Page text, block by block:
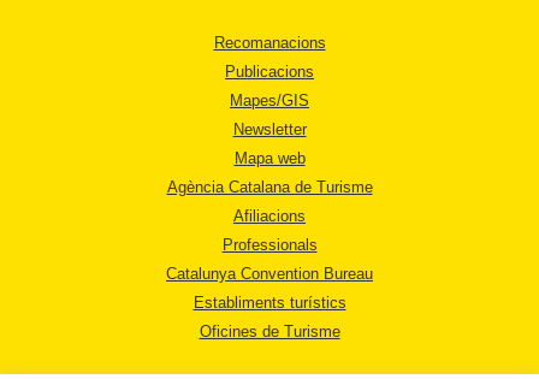
Recomanacions
Publicacions
Mapes/GIS
Newsletter
Mapa web
Agència Catalana de Turisme
Afiliacions
Professionals
Catalunya Convention Bureau
Establiments turístics
Oficines de Turisme